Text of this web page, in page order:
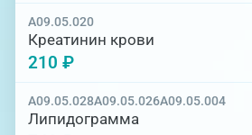
A09.05.020
Креатинин крови
210 ₽
A09.05.028A09.05.026A09.05.004
Липидограмма